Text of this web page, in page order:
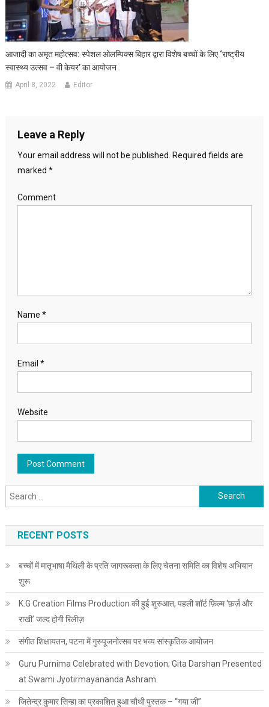
आजादी का अमृत महोत्‍सव: स्‍पेशल ओलम्पिक्‍स बिहार द्वारा विशेष बच्‍चों के लिए ‘राष्ट्रीय
स्वास्थ्य उत्सव – वी केयर’ का आयोजन
April 8, 2022 Editor
Leave a Reply
Your email address will not be published. Required fields are
marked *
Comment
Name *
Email *
Website
Search for:
RECENT POSTS
बच्चों में मातृभाषा मैथिली के प्रति जागरूकता के लिए चेतना समिति का विशेष अभियान
शुरू
K.G Creation Films Production की हुई शुरुआत, पहली शॉर्ट फ़िल्म ‘फ़र्ज़ और
राखी’ जल्द होगी रिलीज़
संगीत शिक्षायतन, पटना में गुरुपूजनोत्सव पर भव्य सांस्कृतिक आयोजन
Guru Purnima Celebrated with Devotion; Gita Darshan Presented
at Swami Jyotirmayananda Ashram
जितेन्द्र कुमार सिन्हा का प्रकाशित हुआ चौथी पुस्तक – “गया जी”